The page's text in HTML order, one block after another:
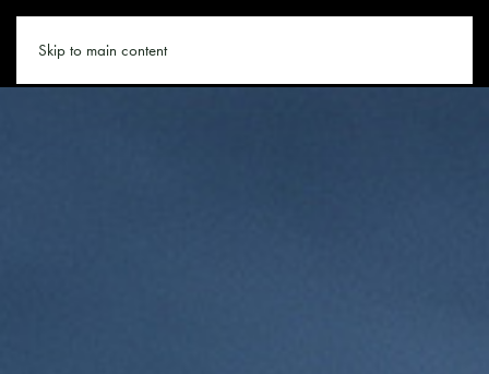
Skip to main content
KLETTERN.CO